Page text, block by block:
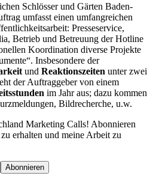
Schlösser und Gärten Baden-
umfasst einen umfangreichen
Presseservice,
Betrieb und Betreuung der Hotline
Koordination diverse Projekte
Insbesondere der
und Reaktionszeiten unter zwei
der Auftraggeber von einem
im Jahr aus; dazu kommen
Bildrecherche, u.w.
Marketing Calls! Abonnieren
erhalten und meine Arbeit zu